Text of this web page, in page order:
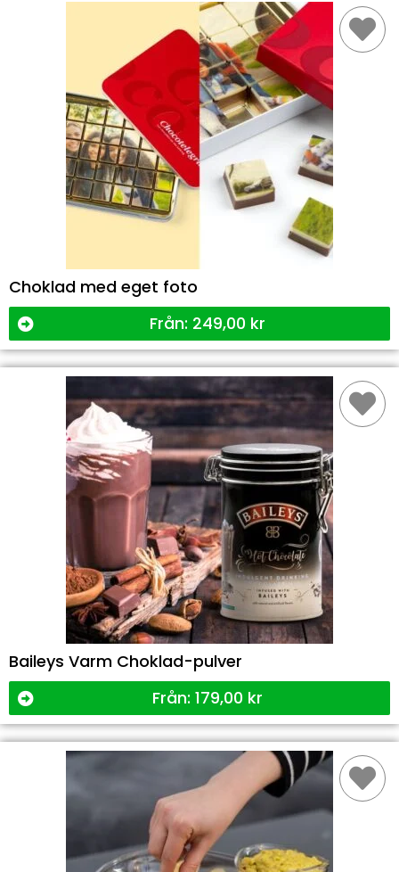
Choklad med eget foto
Från: 249,00 kr
Baileys Varm Choklad-pulver
Från: 179,00 kr